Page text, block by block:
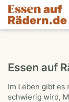
Essen auf
Im Leben gibt es
schwierig wird,